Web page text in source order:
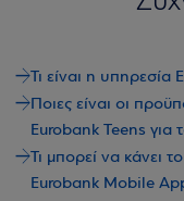
Τι είναι η υπηρεσία
Ποιες είναι οι
Eurobank Teens για
Τι μπορεί να κάνει
Eurobank Mobile